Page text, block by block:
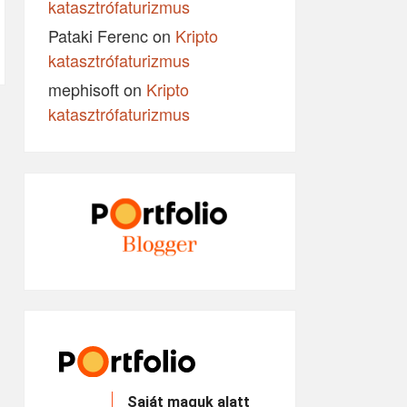
katasztrófaturizmus
Pataki Ferencon Kripto
katasztrófaturizmus
mephisofton Kripto
katasztrófaturizmus
Saját maguk alatt